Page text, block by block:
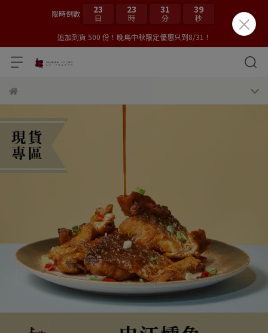
限時倒數 23
日
23
時
31
分
38
秒
追加到貨 500 份！晚鳥中秋限定優惠只到8/31！